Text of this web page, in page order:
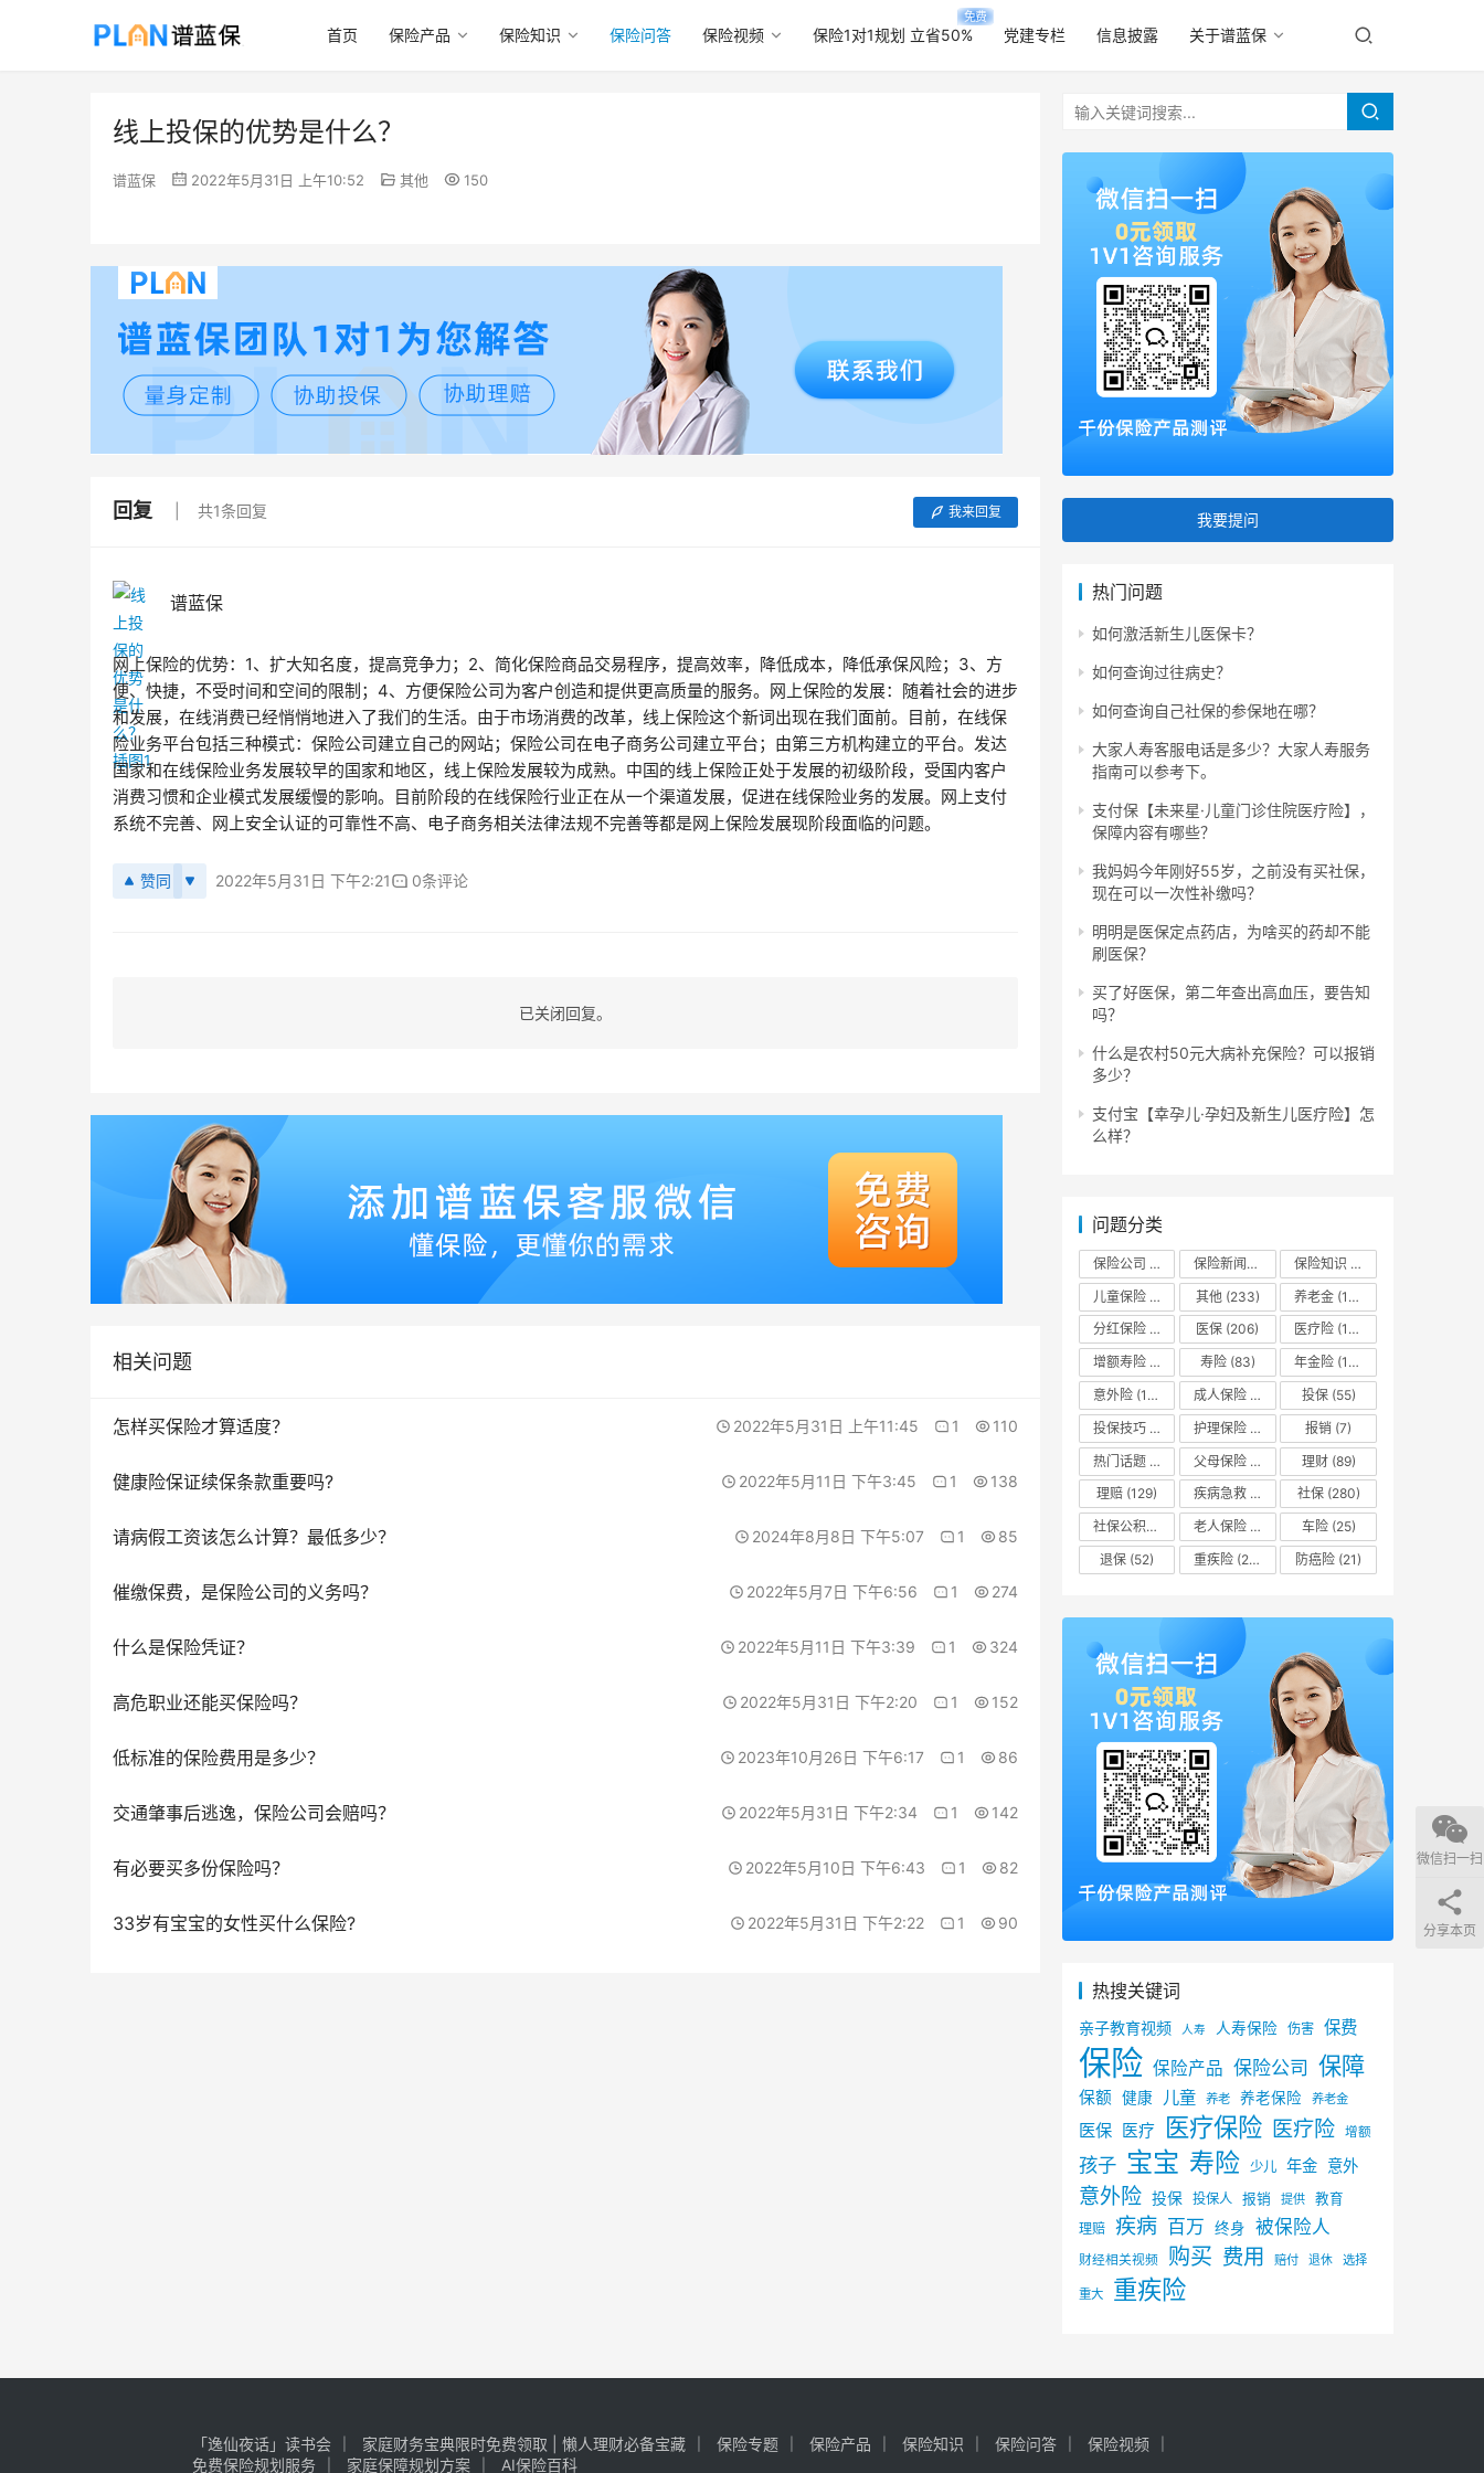
首页 保险产品 保险知识 保险问答 保险视频 保险1对1规划 立省50%
免费
党建专栏 信息披露 关于谱蓝保
线上投保的优势是什么？
谱蓝保 2022年5月31日 上午10:52 其他 150
回复 共1条回复 我来回复
谱蓝保
网上保险的优势：1、扩大知名度，提高竞争力；2、简化保险商品交易程序，提高效率，降低成本，降低承保风险；3、方
便、快捷，不受时间和空间的限制；4、方便保险公司为客户创造和提供更高质量的服务。网上保险的发展：随着社会的进步
和发展，在线消费已经悄悄地进入了我们的生活。由于市场消费的改革，线上保险这个新词出现在我们面前。目前，在线保
险业务平台包括三种模式：保险公司建立自己的网站；保险公司在电子商务公司建立平台；由第三方机构建立的平台。发达
国家和在线保险业务发展较早的国家和地区，线上保险发展较为成熟。中国的线上保险正处于发展的初级阶段，受国内客户
消费习惯和企业模式发展缓慢的影响。目前阶段的在线保险行业正在从一个渠道发展，促进在线保险业务的发展。网上支付
系统不完善、网上安全认证的可靠性不高、电子商务相关法律法规不完善等都是网上保险发展现阶段面临的问题。
赞同 2022年5月31日 下午2:21 0条评论
已关闭回复。
相关问题
怎样买保险才算适度？ 2022年5月31日 上午11:45 1 110
健康险保证续保条款重要吗? 2022年5月11日 下午3:45 1 138
请病假工资该怎么计算？最低多少？ 2024年8月8日 下午5:07 1 85
催缴保费，是保险公司的义务吗？ 2022年5月7日 下午6:56 1 274
什么是保险凭证？ 2022年5月11日 下午3:39 1 324
高危职业还能买保险吗？ 2022年5月31日 下午2:20 1 152
低标准的保险费用是多少？ 2023年10月26日 下午6:17 1 86
交通肇事后逃逸，保险公司会赔吗？ 2022年5月31日 下午2:34 1 142
有必要买多份保险吗？ 2022年5月10日 下午6:43 1 82
33岁有宝宝的女性买什么保险? 2022年5月31日 下午2:22 1 90
我要提问
热门问题
如何激活新生儿医保卡？
如何查询过往病史？
如何查询自己社保的参保地在哪？
大家人寿客服电话是多少？大家人寿服务
指南可以参考下。
支付保【未来星·儿童门诊住院医疗险】，
保障内容有哪些？
我妈妈今年刚好55岁，之前没有买社保，
现在可以一次性补缴吗？
明明是医保定点药店，为啥买的药却不能
刷医保？
买了好医保，第二年查出高血压，要告知
吗？
什么是农村50元大病补充保险？可以报销
多少？
支付宝【幸孕儿·孕妇及新生儿医疗险】怎
么样？
问题分类
保险公司 保险新闻资讯 (13)保险知识
儿童保险
其他(233) 养老金 (180)
分红保险
医保 (206) 医疗险 (175)
增额寿险
寿险(83) 年金险 (185)
意外险 (143) 成人保险 投保(55)
投保技巧
护理保险 报销 (7)
热门话题
父母保险 理财(89)
理赔 (129) 疾病急救 社保(280)
社保公积金
老人保险 车险(25)
退保 (52) 重疾险 (205) 防癌险 (21)
热搜关键词
亲子教育视频 人寿 人寿保险 伤害 保费
保险 保险产品 保险公司 保障
保额 健康 儿童 养老 养老保险 养老金
医保 医疗 医疗保险 医疗险 增额
孩子 宝宝 寿险 少儿 年金 意外
意外险 投保 投保人 报销 提供
教育
理赔 疾病 百万 终身 被保险人
财经相关视频 购买 费用 赔付 退休 选择
重大 重疾险
「逸仙夜话」读书会 家庭财务宝典限时免费领取 | 懒人理财必备宝藏 保险专题 保险产品 保险知识 保险问答
保险视频
免费保险规划服务
家庭保障规划方案 AI保险百科
微信扫一扫
分享本页